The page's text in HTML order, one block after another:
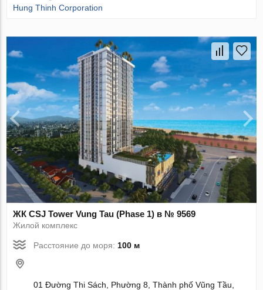
Hung Thinh Corporation
ЖК CSJ Tower Vung Tau (Phase 1) в № 9569
Жилой комплекс
Расстояние до моря:100 м
01 Đường Thi Sách, Phường 8, Thành phố Vũng Tầu,